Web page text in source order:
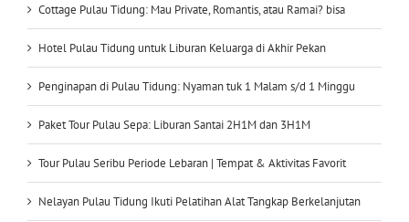
Cottage Pulau Tidung: Mau Private, Romantis, atau Ramai? bisa
Hotel Pulau Tidung untuk Liburan Keluarga di Akhir Pekan
Penginapan di Pulau Tidung: Nyaman tuk 1 Malam s/d 1 Minggu
Paket Tour Pulau Sepa: Liburan Santai 2H1M dan 3H1M
Tour Pulau Seribu Periode Lebaran | Tempat & Aktivitas Favorit
Nelayan Pulau Tidung Ikuti Pelatihan Alat Tangkap Berkelanjutan